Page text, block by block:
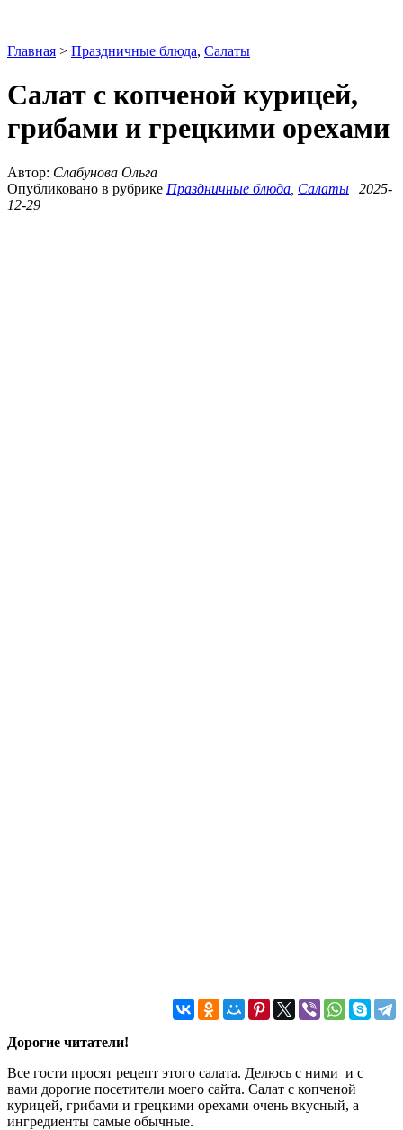
Главная > Праздничные блюда, Салаты
Салат с копченой курицей,
грибами и грецкими орехами
Автор: Слабунова Ольга
Опубликовано в рубрике Праздничные блюда Салаты | 2025-
12-29
Дорогие читатели!
Все гости просят рецепт этого салата. Делюсь с ними и с
вами дорогие посетители моего сайта. Салат с копченой
курицей, грибами и грецкими орехами очень вкусный, а
ингредиенты самые обычные.